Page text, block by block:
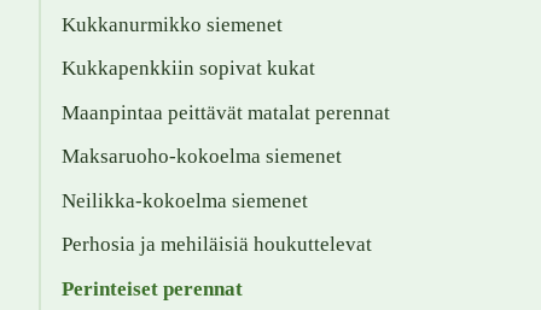
Kukkanurmikko siemenet
Kukkapenkkiin sopivat kukat
Maanpintaa peittävät matalat perennat
Maksaruoho-kokoelma siemenet
Neilikka-kokoelma siemenet
Perhosia ja mehiläisiä houkuttelevat
Perinteiset perennat